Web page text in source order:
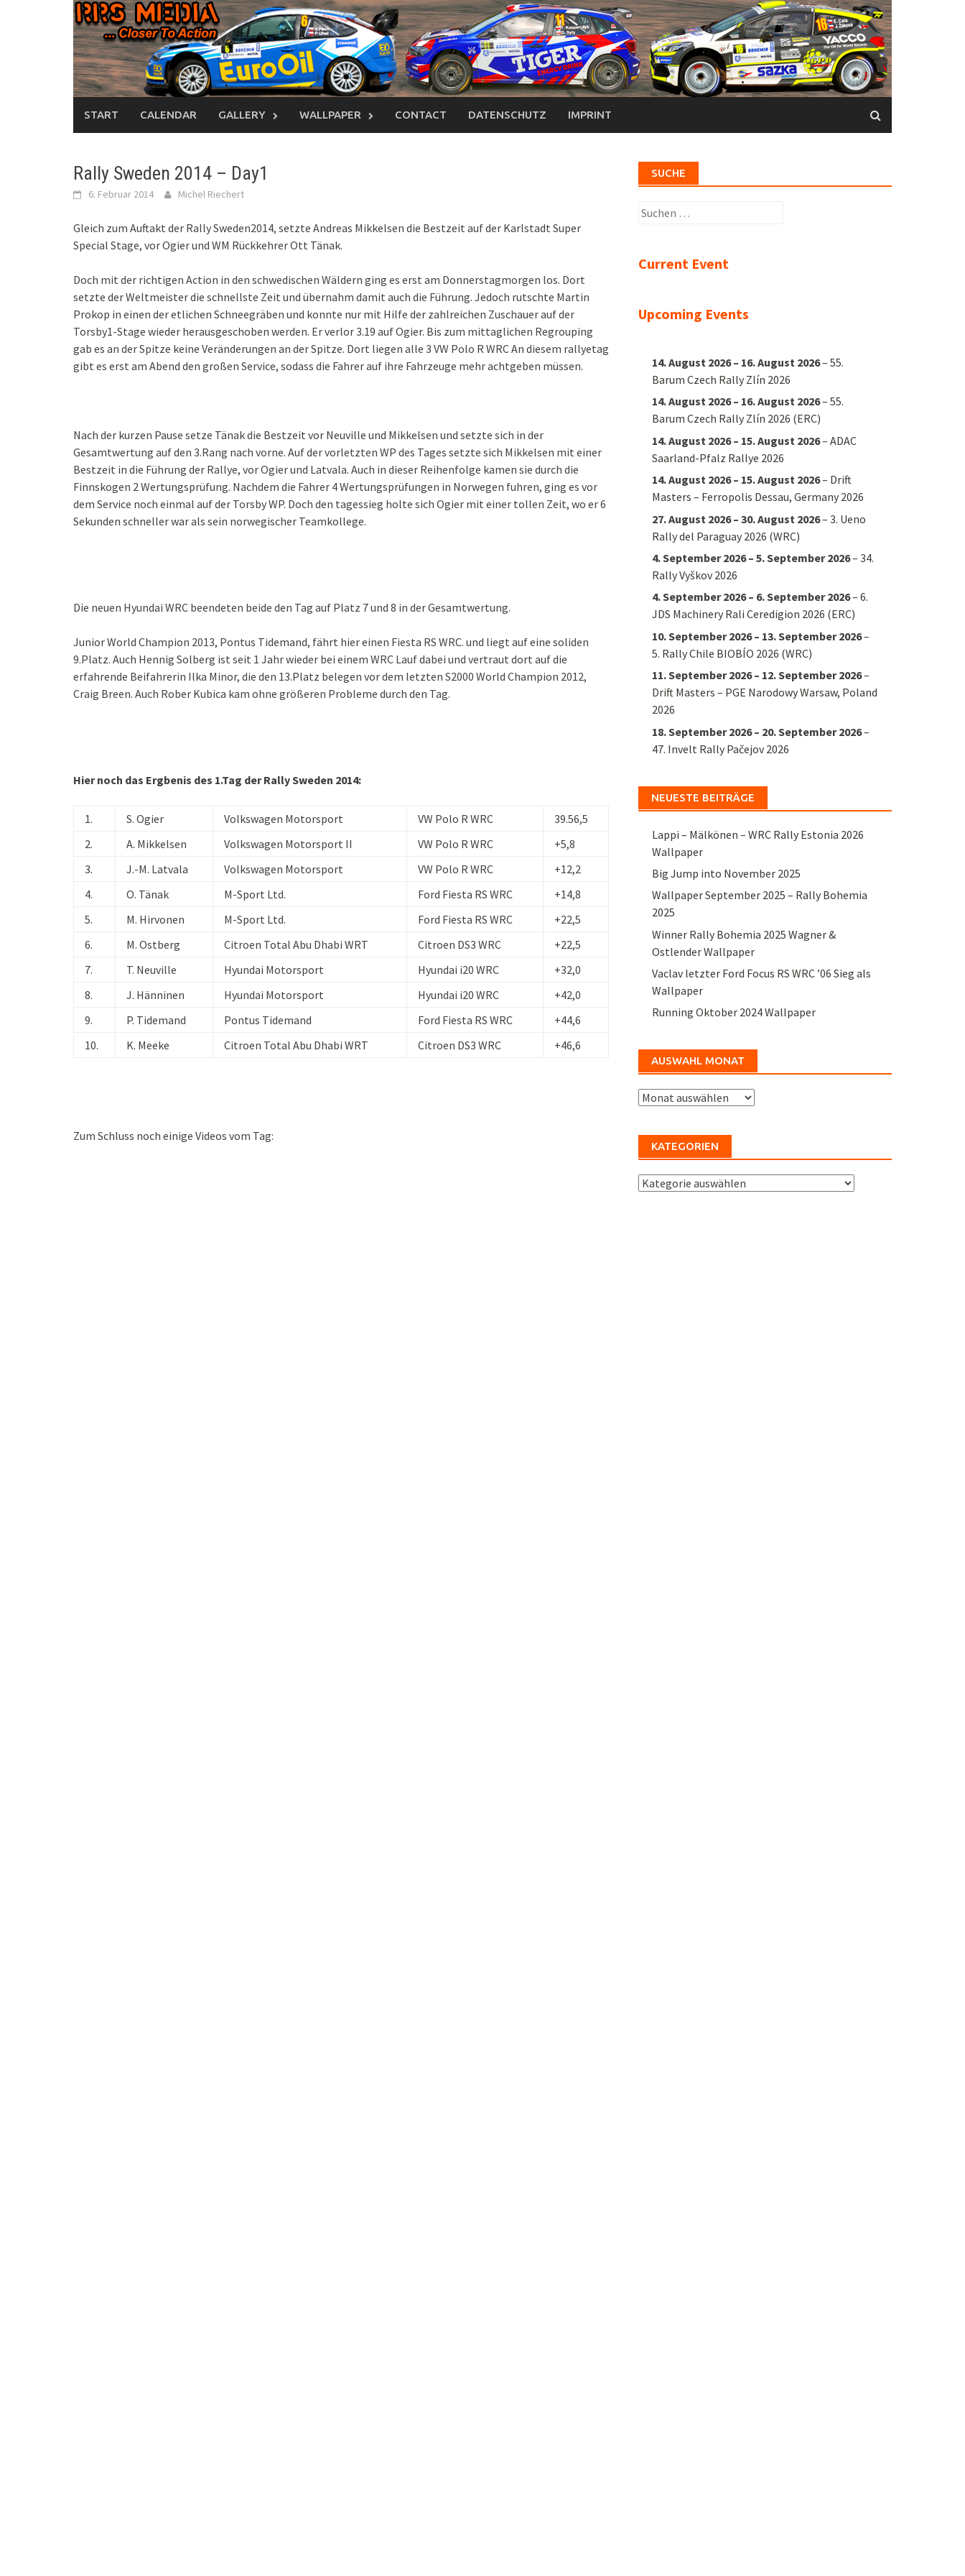
START CALENDAR GALLERY WALLPAPER CONTACT DATENSCHUTZ IMPRINT
Rally Sweden 2014 – Day1
6. Februar 2014 Michel Riechert
Gleich zum Auftakt der Rally Sweden2014, setzte Andreas Mikkelsen die Bestzeit auf der Karlstadt Super
Special Stage, vor Ogier und WM Rückkehrer Ott Tänak.
Doch mit der richtigen Action in den schwedischen Wäldern ging es erst am Donnerstagmorgen los. Dort
setzte der Weltmeister die schnellste Zeit und übernahm damit auch die Führung. Jedoch rutschte Martin
Prokop in einen der etlichen Schneegräben und konnte nur mit Hilfe der zahlreichen Zuschauer auf der
Torsby1-Stage wieder herausgeschoben werden. Er verlor 3.19 auf Ogier. Bis zum mittaglichen Regrouping
gab es an der Spitze keine Veränderungen an der Spitze. Dort liegen alle 3 VW Polo R WRC An diesem rallyetag
gibt es erst am Abend den großen Service, sodass die Fahrer auf ihre Fahrzeuge mehr achtgeben müssen.
Nach der kurzen Pause setze Tänak die Bestzeit vor Neuville und Mikkelsen und setzte sich in der
Gesamtwertung auf den 3.Rang nach vorne. Auf der vorletzten WP des Tages setzte sich Mikkelsen mit einer
Bestzeit in die Führung der Rallye, vor Ogier und Latvala. Auch in dieser Reihenfolge kamen sie durch die
Finnskogen 2 Wertungsprüfung. Nachdem die Fahrer 4 Wertungsprüfungen in Norwegen fuhren, ging es vor
dem Service noch einmal auf der Torsby WP. Doch den tagessieg holte sich Ogier mit einer tollen Zeit, wo er 6
Sekunden schneller war als sein norwegischer Teamkollege.
Die neuen Hyundai WRC beendeten beide den Tag auf Platz 7 und 8 in der Gesamtwertung.
Junior World Champion 2013, Pontus Tidemand, fährt hier einen Fiesta RS WRC. und liegt auf eine soliden
9.Platz. Auch Hennig Solberg ist seit 1 Jahr wieder bei einem WRC Lauf dabei und vertraut dort auf die
erfahrende Beifahrerin Ilka Minor, die den 13.Platz belegen vor dem letzten S2000 World Champion 2012,
Craig Breen. Auch Rober Kubica kam ohne größeren Probleme durch den Tag.
Hier noch das Ergbenis des 1.Tag der Rally Sweden 2014:
1. S. Ogier Volkswagen Motorsport VW Polo R WRC
39.56,5
2.
A. Mikkelsen Volkswagen Motorsport II VW Polo R WRC
+5,8
3.
J.-M. Latvala Volkswagen Motorsport VW Polo R WRC
+12,2
4.
O. Tänak M-Sport Ltd. Ford Fiesta RS WRC
+14,8
5.
M. Hirvonen M-Sport Ltd. Ford Fiesta RS WRC
+22,5
6.
M. Ostberg Citroen Total Abu Dhabi WRT Citroen DS3 WRC
+22,5
7.
T. Neuville Hyundai Motorsport Hyundai i20 WRC
+32,0
8.
J. Hänninen Hyundai Motorsport Hyundai i20 WRC
+42,0
9.
P. Tidemand Pontus Tidemand Ford Fiesta RS WRC
+44,6
10.
K. Meeke Citroen Total Abu Dhabi WRT Citroen DS3 WRC +46,6
Zum Schluss noch einige Videos vom Tag:
SUCHE
Suchen
Current Event
Upcoming Events
14. August 2026 – 16. August 2026– 55.
Barum Czech Rally Zlín 2026
14. August 2026 – 16. August 2026– 55.
Barum Czech Rally Zlín 2026 (ERC)
14. August 2026 – 15. August 2026– ADAC
Saarland-Pfalz Rallye 2026
14. August 2026 – 15. August 2026– Drift
Masters – Ferropolis Dessau, Germany 2026
27. August 2026 – 30. August 2026– 3. Ueno
Rally del Paraguay 2026 (WRC)
4. September 2026 – 5. September 2026– 34.
Rally Vyškov 2026
4. September 2026 – 6. September 2026– 6.
JDS Machinery Rali Ceredigion 2026 (ERC)
10. September 2026 – 13. September 2026–
5. Rally Chile BIOBÍO 2026 (WRC)
11. September 2026 – 12. September 2026–
Drift Masters – PGE Narodowy Warsaw, Poland
2026
18. September 2026 – 20. September 2026–
47. Invelt Rally Pačejov 2026
NEUESTE BEITRÄGE
Lappi – Mälkönen – WRC Rally Estonia 2026
Wallpaper
Big Jump into November 2025
Wallpaper September 2025 – Rally Bohemia
2025
Winner Rally Bohemia 2025 Wagner &
Ostlender Wallpaper
Vaclav letzter Ford Focus RS WRC ’06 Sieg als
Wallpaper
Running Oktober 2024 Wallpaper
AUSWAHL MONAT
Auswahl
KATEGORIEN
Kategorien